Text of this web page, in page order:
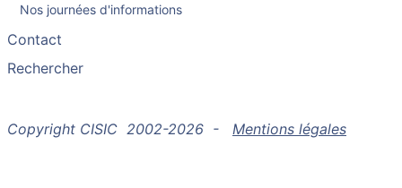
Nos journées d'informations
Contact
Rechercher
Copyright CISIC 2002-2026 - Mentions légales